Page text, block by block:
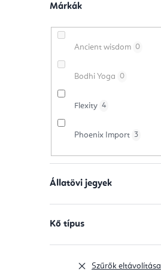
n
e
Márkák
Ancient wisdom 0
Bodhi Yoga 0
Flexity 4
Phoenix Import 3
Állatövi jegyek
Kő típus
Szűrők eltávolítása